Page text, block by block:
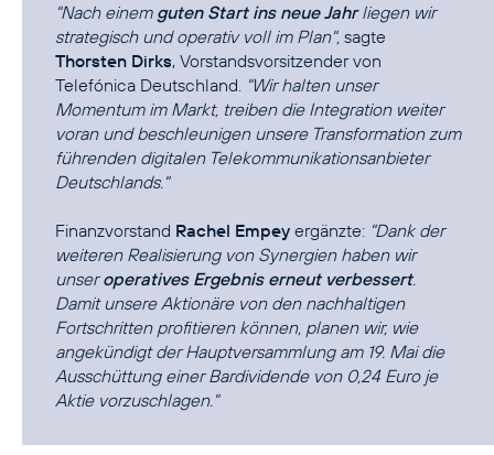
"Nach einem guten Start ins neue Jahrliegen wir
strategisch und operativ voll im Plan", sagte
Thorsten Dirks, Vorstandsvorsitzender von
Telefónica Deutschland. "Wir halten unser
Momentum im Markt, treiben die Integration weiter
voran und beschleunigen unsere Transformation zum
führenden digitalen Telekommunikationsanbieter
Deutschlands."
Finanzvorstand Rachel Empey ergänzte: "Dank der
weiteren Realisierung von Synergien haben wir
unseroperatives Ergebnis erneut verbessert.
Damit unsere Aktionäre von den nachhaltigen
Fortschritten profitieren können, planen wir, wie
angekündigt der Hauptversammlung am 19. Mai die
Ausschüttung einer Bardividende von 0,24 Euro je
Aktie vorzuschlagen."